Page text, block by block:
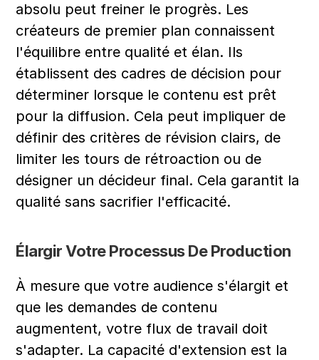
absolu peut freiner le progrès. Les
créateurs de premier plan connaissent
l'équilibre entre qualité et élan. Ils
établissent des cadres de décision pour
déterminer lorsque le contenu est prêt
pour la diffusion. Cela peut impliquer de
définir des critères de révision clairs, de
limiter les tours de rétroaction ou de
désigner un décideur final. Cela garantit la
qualité sans sacrifier l'efficacité.
Élargir Votre Processus De Production
À mesure que votre audience s'élargit et
que les demandes de contenu
augmentent, votre flux de travail doit
s'adapter. La capacité d'extension est la